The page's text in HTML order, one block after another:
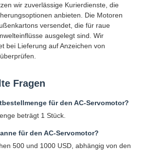
wir zuverlässige Kurierdienste, die
anbieten. Die Motoren
versendet, die für raue
ausgelegt sind. Wir
bei Lieferung auf Anzeichen von
Fragen
für den AC-Servomotor?
beträgt 1 Stück.
für den AC-Servomotor?
500 und 1000 USD, abhängig von den